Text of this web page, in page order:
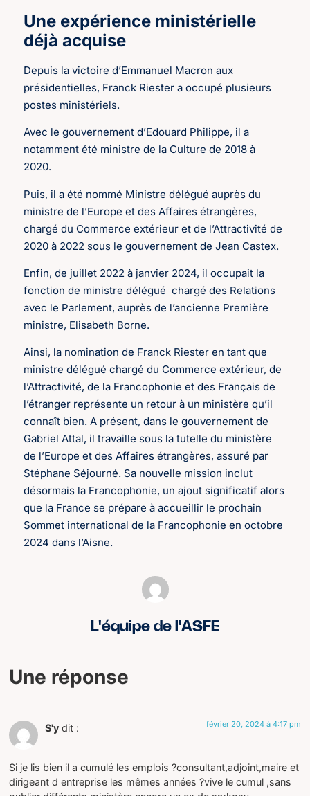
Une expérience ministérielle
déjà acquise
Depuis la victoire d’Emmanuel Macron aux
présidentielles, Franck Riester a occupé plusieurs
postes ministériels.
Avec le gouvernement d’Edouard Philippe, il a
notamment été ministre de la Culture de 2018 à
2020.
Puis, il a été nommé Ministre délégué auprès du
ministre de l’Europe et des Affaires étrangères,
chargé du Commerce extérieur et de l’Attractivité de
2020 à 2022 sous le gouvernement de Jean Castex.
Enfin, de juillet 2022 à janvier 2024, il occupait la
fonction de ministre délégué chargé des Relations
avec le Parlement, auprès de l’ancienne Première
ministre, Elisabeth Borne.
Ainsi, la nomination de Franck Riester en tant que
ministre délégué chargé du Commerce extérieur, de
l’Attractivité, de la Francophonie et des Français de
l’étranger représente un retour à un ministère qu’il
connaît bien. A présent, dans le gouvernement de
Gabriel Attal, il travaille sous la tutelle du ministère
de l’Europe et des Affaires étrangères, assuré par
Stéphane Séjourné. Sa nouvelle mission inclut
désormais la Francophonie, un ajout significatif alors
que la France se prépare à accueillir le prochain
Sommet international de la Francophonie en octobre
2024 dans l’Aisne.
L'équipe de l'ASFE
Une réponse
S'y dit : février 20, 2024 à 4:17 pm
Si je lis bien il a cumulé les emplois ?consultant,adjoint,maire et
dirigeant d entreprise les mêmes années ?vive le cumul ,sans